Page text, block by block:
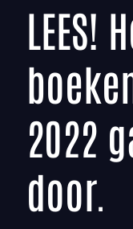
LEES!
2022
door.